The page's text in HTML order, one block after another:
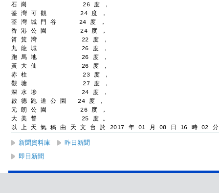
石 崗               26 度 ，
荃 灣 可 觀         24 度 ，
荃 灣 城 門 谷      24 度 ，
香 港 公 園         24 度 ，
筲 箕 灣            22 度 ，
九 龍 城            26 度 ，
跑 馬 地            26 度 ，
黃 大 仙            26 度 ，
赤 柱               23 度 ，
觀 塘               27 度 ，
深 水 埗            24 度 ，
啟 德 跑 道 公 園   24 度 ，
元 朗 公 園         26 度 ，
大 美 督            25 度 。
以 上 天 氣 稿 由 天 文 台 於 2017 年 01 月 08 日 16 時 02
新聞資料庫
昨日新聞
即日新聞